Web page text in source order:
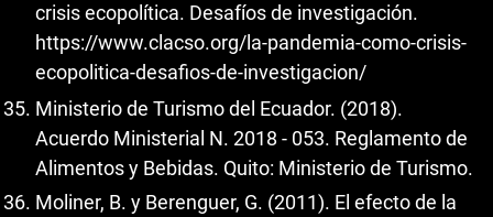
crisis ecopolítica. Desafíos de investigación.
https://www.clacso.org/la-pandemia-como-crisis-
ecopolitica-desafios-de-investigacion/
Ministerio de Turismo del Ecuador. (2018).
Acuerdo Ministerial N. 2018 - 053. Reglamento de
Alimentos y Bebidas. Quito: Ministerio de Turismo.
Moliner, B. y Berenguer, G. (2011). El efecto de la